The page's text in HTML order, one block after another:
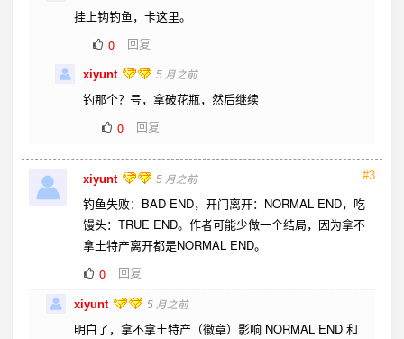
挂上钩钓鱼，卡这里。
0
回复
xiyunt 5 月之前
钓那个？号，拿破花瓶，然后继续
0
回复
#3
xiyunt 5 月之前
钓鱼失败：BAD END，开门离开：NORMAL END，吃
馒头：TRUE END。作者可能少做一个结局，因为拿不
拿土特产离开都是NORMAL END。
0
回复
xiyunt 5 月之前
明白了，拿不拿土特产（徽章）影响 NORMAL END 和